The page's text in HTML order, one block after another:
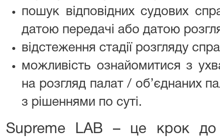
пошук відповідних судових
датою передачі або датою
відстеження стадії розгляду
можливість ознайомитися з
на розгляд палат / об’єднаних
з рішеннями по суті.
Supreme LAB – це крок до